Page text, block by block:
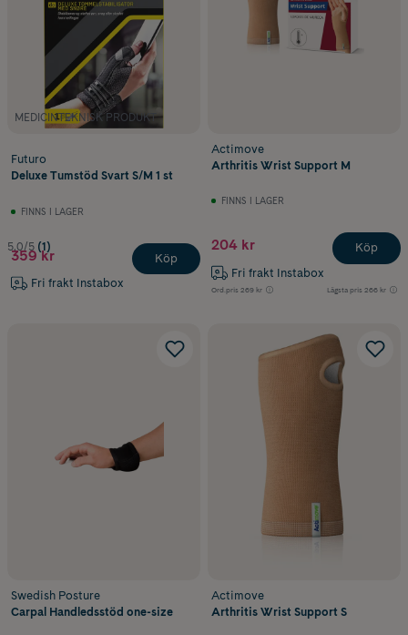
MEDICINTEKNISK PRODUKT
Futuro
Deluxe Tumstöd Svart S/M 1 st
FINNS I LAGER
5.0/5 (1)
359 kr
Fri frakt Instabox
Köp
Actimove
Arthritis Wrist Support M
FINNS I LAGER
204 kr
Fri frakt Instabox
Ord.pris 269 kr Lägsta pris 266 kr
Köp
Swedish Posture
Carpal Handledsstöd one-size
Actimove
Arthritis Wrist Support S